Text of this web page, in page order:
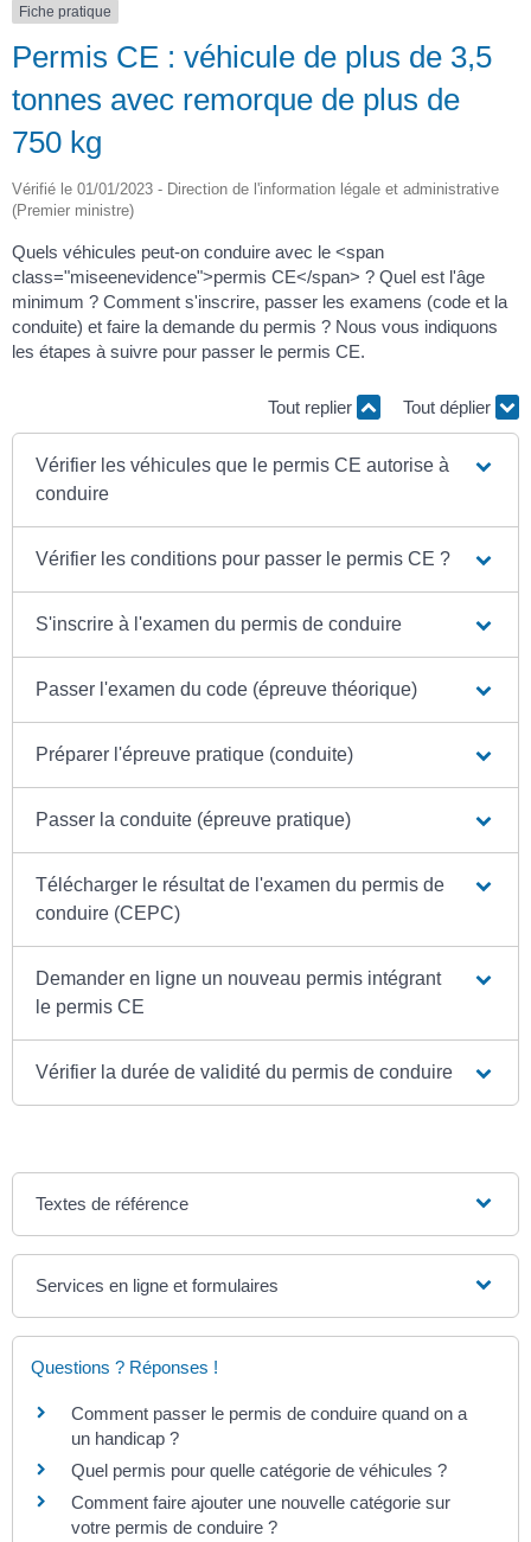
Fiche pratique
Permis CE : véhicule de plus de 3,5
tonnes avec remorque de plus de
750 kg
Vérifié le 01/01/2023 - Direction de l'information légale et administrative
(Premier ministre)
Quels véhicules peut-on conduire avec le <span
class="miseenevidence">permis CE</span> ? Quel est l'âge
minimum ? Comment s'inscrire, passer les examens (code et la
conduite) et faire la demande du permis ? Nous vous indiquons
les étapes à suivre pour passer le permis CE.
Tout replier Tout déplier
Vérifier les véhicules que le permis CE autorise à
conduire
Vérifier les conditions pour passer le permis CE ?
S'inscrire à l'examen du permis de conduire
Passer l'examen du code (épreuve théorique)
Préparer l'épreuve pratique (conduite)
Passer la conduite (épreuve pratique)
Télécharger le résultat de l'examen du permis de
conduire (CEPC)
Demander en ligne un nouveau permis intégrant
le permis CE
Vérifier la durée de validité du permis de conduire
Textes de référence
Services en ligne et formulaires
Questions ? Réponses !
Comment passer le permis de conduire quand on a
un handicap ?
Quel permis pour quelle catégorie de véhicules ?
Comment faire ajouter une nouvelle catégorie sur
votre permis de conduire ?